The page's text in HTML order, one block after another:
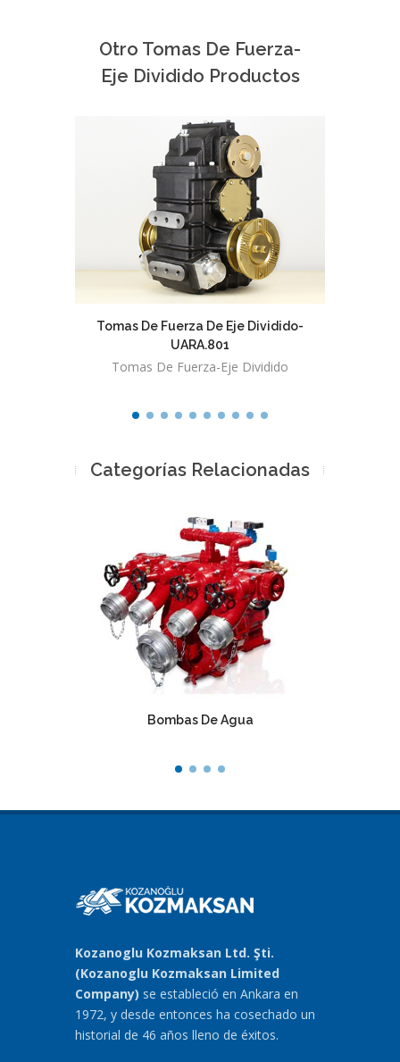
Otro Tomas De Fuerza-
Eje Dividido Productos
Tomas De Fuerza De Eje Dividido-
UARA.801
Tomas De Fuerza-Eje Dividido
Categorías Relacionadas
Bombas De Agua
Kozanoglu Kozmaksan Ltd. Şti.
(Kozanoglu Kozmaksan Limited
Company) se estableció en Ankara en
1972, y desde entonces ha cosechado un
historial de 46 años lleno de éxitos.